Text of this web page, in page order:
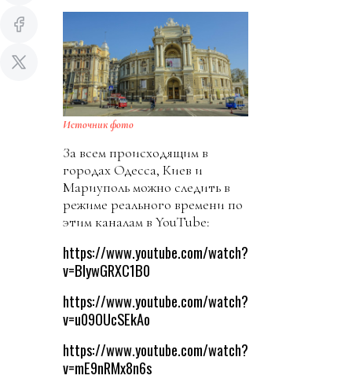
Источник фото
За всем происходящим в
городах Одесса, Киев и
Мариуполь можно следить в
режиме реального времени по
этим каналам в YouTube:
https://www.youtube.com/watch?
v=BlywGRXC1B0
https://www.youtube.com/watch?
v=u09OUcSEkAo
https://www.youtube.com/watch?
v=mE9nRMx8n6s